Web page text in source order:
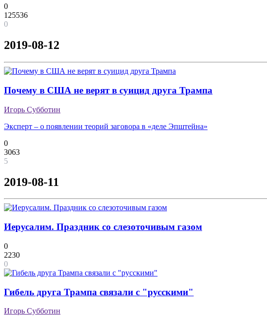
0
125536
0
2019-08-12
Почему в США не верят в суицид друга Трампа
Игорь Субботин
Эксперт – о появлении теорий заговора в «деле Эпштейна»
0
3063
5
2019-08-11
Иерусалим. Праздник со слезоточивым газом
0
2230
0
Гибель друга Трампа связали с "русскими"
Игорь Субботин